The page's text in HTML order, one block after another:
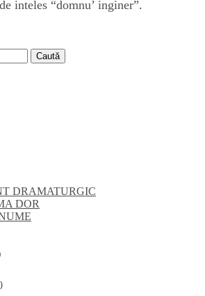
inteles “domnu’ inginer”.
DRAMATURGIC
DOR